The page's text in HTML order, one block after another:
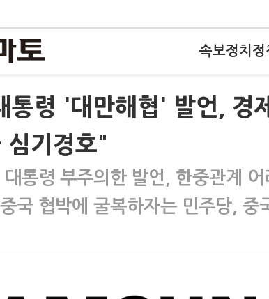
속보정치 정
통령 '대만해협' 발언, 경
심기경호"
대통령 부주의한 발언, 한중관계
국 협박에 굴복하자는 민주당, 중